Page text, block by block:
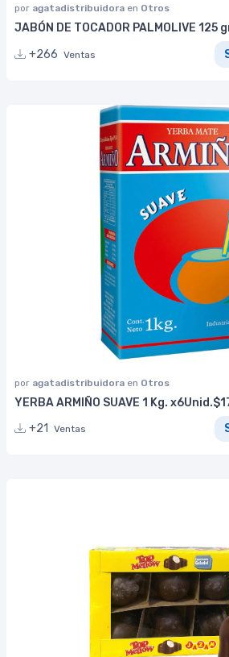
por agatadistribuidora en Otros
JABÓN DE TOCADOR PALMOLIVE 125
+266 Ventas
por agatadistribuidora en Otros
YERBA ARMIÑO SUAVE 1 Kg.
+21
Ventas